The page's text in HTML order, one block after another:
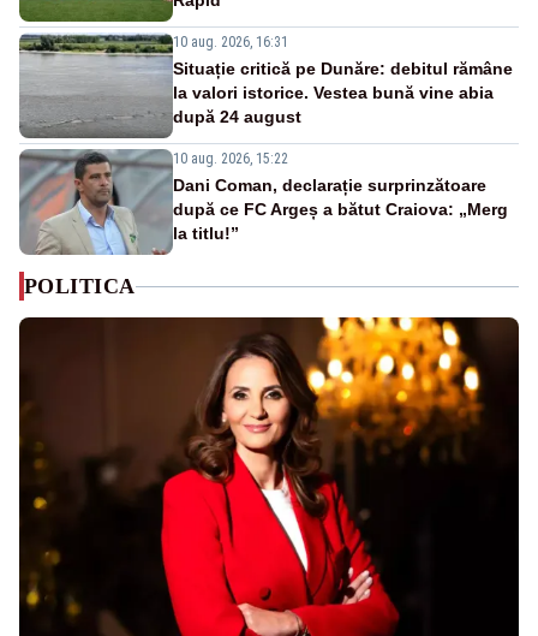
10 aug. 2026, 16:31
Situație critică pe Dunăre: debitul rămâne
la valori istorice. Vestea bună vine abia
după 24 august
10 aug. 2026, 15:22
Dani Coman, declarație surprinzătoare
după ce FC Argeș a bătut Craiova: „Merg
la titlu!”
POLITICA